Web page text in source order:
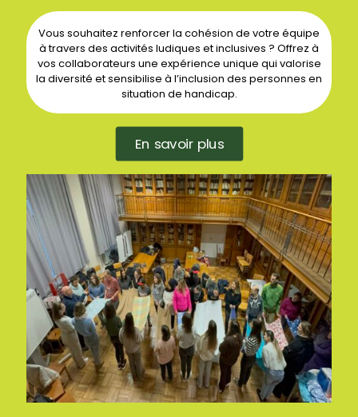
Vous souhaitez renforcer la cohésion de votre équipe
à travers des activités ludiques et inclusives ? Offrez à
vos collaborateurs une expérience unique qui valorise
la diversité et sensibilise à l’inclusion des personnes en
situation de handicap.
En savoir plus